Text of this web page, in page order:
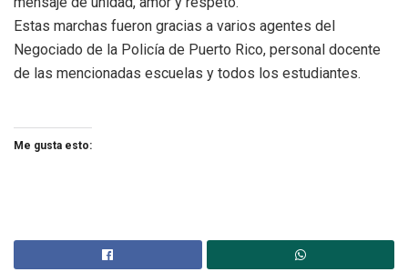
Estas marchas fueron gracias a varios agentes del
Negociado de la Policía de Puerto Rico, personal docente
de las mencionadas escuelas y todos los estudiantes.
Me gusta esto: